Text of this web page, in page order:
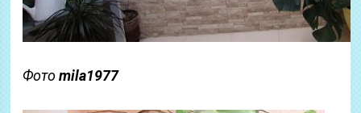
Фотоmila1977